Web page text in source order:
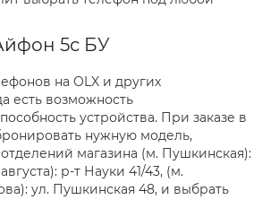
5с БУ
на OLX и других
есть возможность
устройства. При заказе в
нужную модель,
магазина (м. Пушкинская):
р-т Науки 41/43, (м.
ул. Пушкинская 48, и выбрать